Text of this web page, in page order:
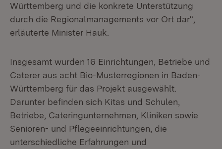
Württemberg und die konkrete Unterstützung
durch die Regionalmanagements vor Ort dar“,
erläuterte Minister Hauk.
Insgesamt wurden 16 Einrichtungen, Betriebe und
Caterer aus acht Bio-Musterregionen in Baden-
Württemberg für das Projekt ausgewählt.
Darunter befinden sich Kitas und Schulen,
Betriebe, Cateringunternehmen, Kliniken sowie
Senioren- und Pflegeeinrichtungen, die
unterschiedliche Erfahrungen und